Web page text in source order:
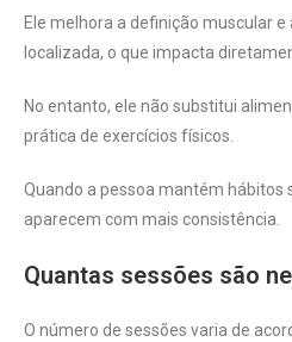
Ele melhora a definição muscular
localizada, o que impacta
No entanto, ele não substitui
prática de exercícios físicos.
Quando a pessoa mantém hábitos
aparecem com mais consistência.
Quantas sessões são
O número de sessões varia de